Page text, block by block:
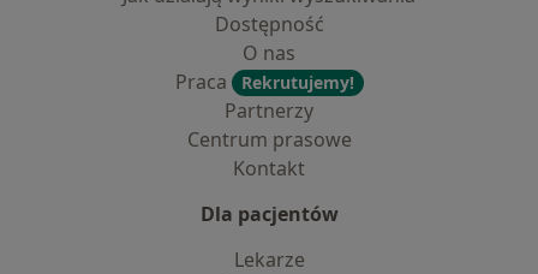
Dostępność
O nas
Praca
Rekrutujemy!
Partnerzy
Centrum prasowe
Kontakt
Dla pacjentów
Lekarze